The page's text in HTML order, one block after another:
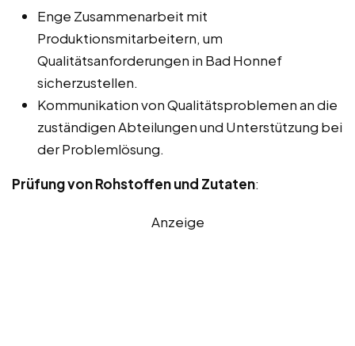
Enge Zusammenarbeit mit
Produktionsmitarbeitern, um
Qualitätsanforderungen in Bad Honnef
sicherzustellen.
Kommunikation von Qualitätsproblemen an die
zuständigen Abteilungen und Unterstützung bei
der Problemlösung.
Prüfung von Rohstoffen und Zutaten:
Anzeige